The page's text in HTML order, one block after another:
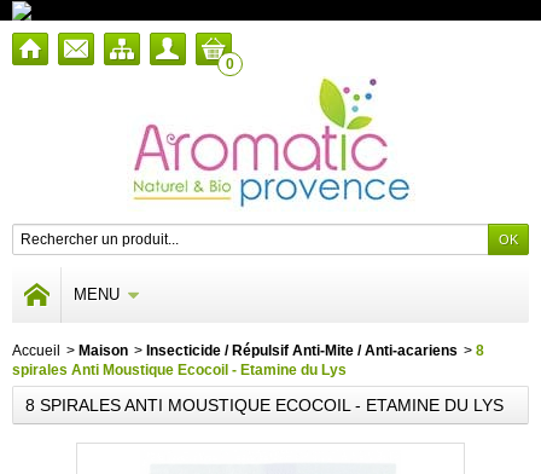
0
MENU
Accueil > Maison > Insecticide / Répulsif Anti-Mite / Anti-acariens > 8
spirales Anti Moustique Ecocoil - Etamine du Lys
8 SPIRALES ANTI MOUSTIQUE ECOCOIL - ETAMINE DU LYS